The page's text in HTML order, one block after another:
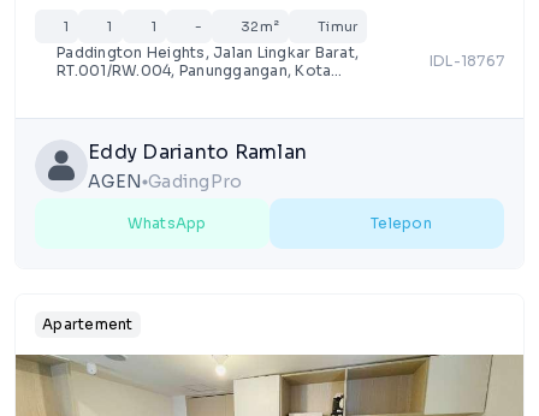
1 1 1 - 32m² Timur
Paddington Heights, Jalan Lingkar Barat,
RT.001/RW.004, Panunggangan, Kota
IDL-18767
Eddy Darianto Ramlan
AGEN lensGadingPro
WhatsApp Telepon
Apartement